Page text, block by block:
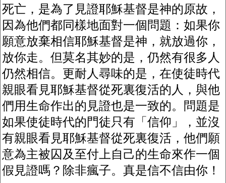
死亡，是為了見證耶穌基督是神的原故，
因為他們都同樣地面對一個問題：如果你
願意放棄相信耶穌基督是神，就放過你，
放你走。但莫名其妙的是，仍然有很多人
仍然相信。更耐人尋味的是，在使徒時代
親眼看見耶穌基督從死裏復活的人，與他
們用生命作出的見證也是一致的。問題是
如果使徒時代的門徒只有「信仰」，並沒
有親眼看見耶穌基督從死裏復活，他們願
意為主被囚及至付上自己的生命來作一個
假見證嗎？除非瘋子。真是信不信由你！